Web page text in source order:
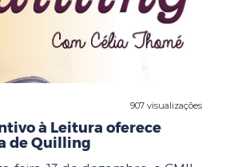
907 visualizações
à Leitura oferece
de Quilling